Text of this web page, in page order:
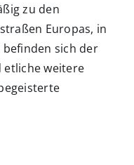
zu den
Europas, in
sich der
etliche weitere